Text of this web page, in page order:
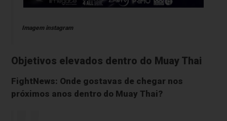
Imagem instagram
Objetivos elevados dentro do Muay Thai
FightNews: Onde gostavas de chegar nos
próximos anos dentro do Muay Thai?